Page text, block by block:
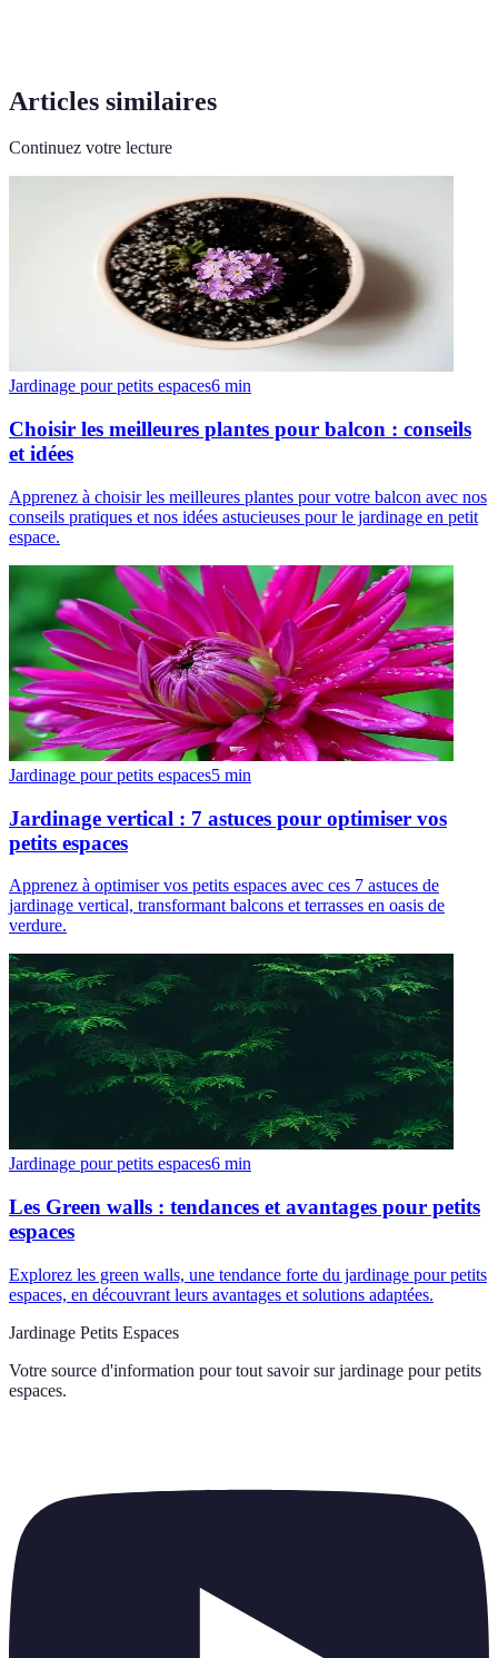
Articles similaires
Continuez votre lecture
Jardinage pour petits espaces6 min
Choisir les meilleures plantes pour balcon : conseils
et idées
Apprenez à choisir les meilleures plantes pour votre balcon avec nos
conseils pratiques et nos idées astucieuses pour le jardinage en petit
espace.
Jardinage pour petits espaces5 min
Jardinage vertical : 7 astuces pour optimiser vos
petits espaces
Apprenez à optimiser vos petits espaces avec ces 7 astuces de
jardinage vertical, transformant balcons et terrasses en oasis de
verdure.
Jardinage pour petits espaces6 min
Les Green walls : tendances et avantages pour petits
espaces
Explorez les green walls, une tendance forte du jardinage pour petits
espaces, en découvrant leurs avantages et solutions adaptées.
Jardinage Petits Espaces
Votre source d'information pour tout savoir sur jardinage pour petits
espaces.